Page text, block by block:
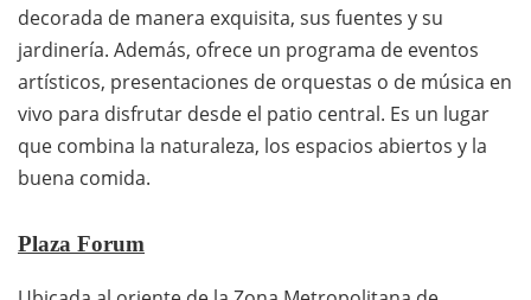
decorada de manera exquisita, sus fuentes y su
jardinería. Además, ofrece un programa de eventos
artísticos, presentaciones de orquestas o de música en
vivo para disfrutar desde el patio central. Es un lugar
que combina la naturaleza, los espacios abiertos y la
buena comida.
Plaza Forum